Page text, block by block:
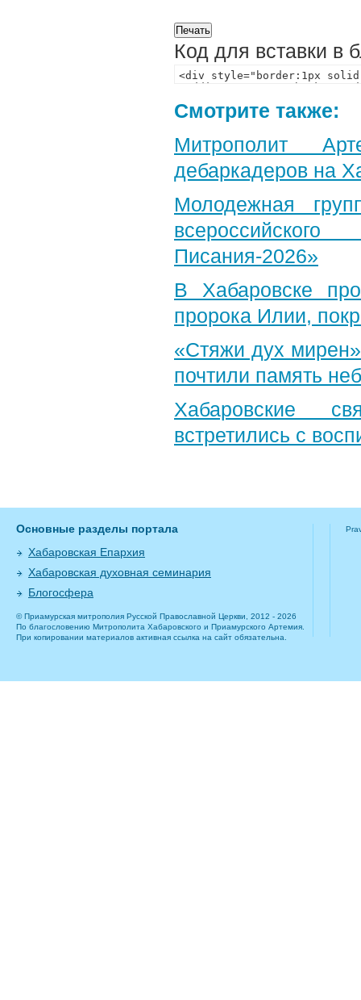
Код для вставки в
Смотрите также:
Митрополит
дебаркадеров на
Молодежная
Писания-2026»
В Хабаровске
пророка Илии,
«Стяжи дух
почтили память
Хабаровские
встретились с
Основные разделы портала
Хабаровская Епархия
Хабаровская духовная семинария
Блогосфера
© Приамурская митрополия Русской Православной Церкви, 2012 - 2026
По благословению Митрополита Хабаровского и Приамурского Артемия.
При копировании материалов активная ссылка на сайт обязательна.